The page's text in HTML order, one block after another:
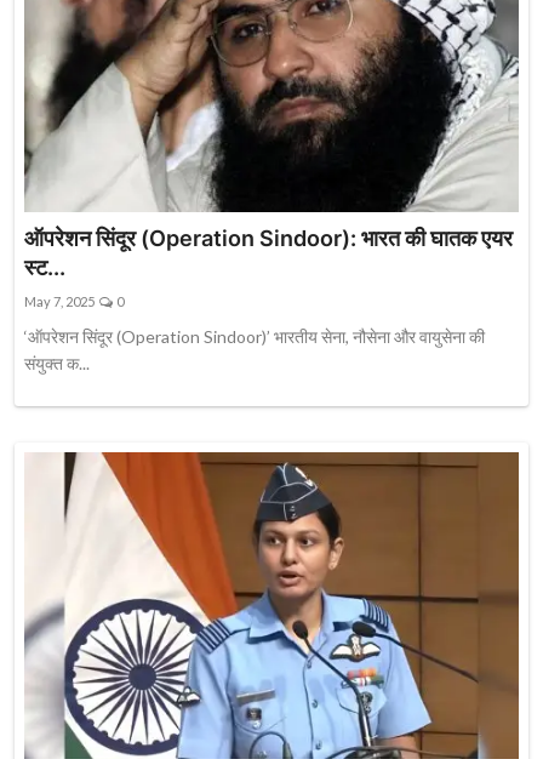
ऑपरेशन सिंदूर (Operation Sindoor): भारत की घातक एयर
स्ट...
May 7, 2025 0
‘ऑपरेशन सिंदूर (Operation Sindoor)’ भारतीय सेना, नौसेना और वायुसेना की
संयुक्त क...